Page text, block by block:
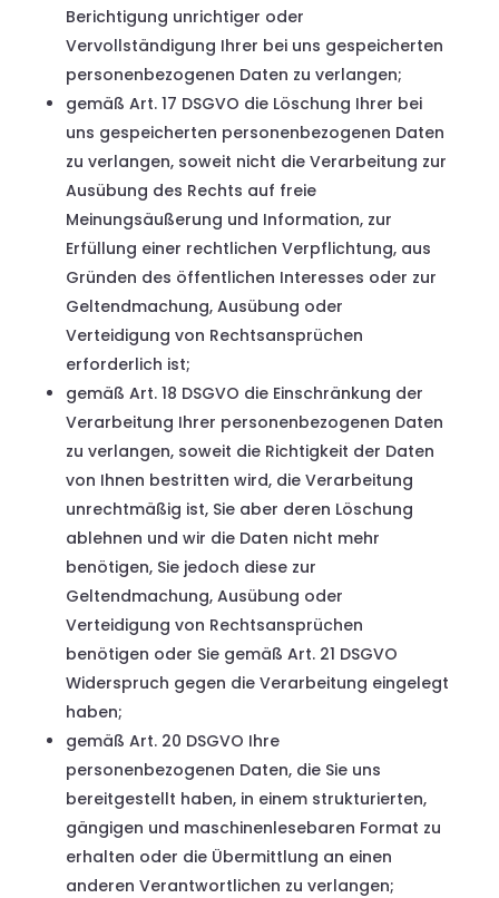
Berichtigung unrichtiger oder
Vervollständigung Ihrer bei uns gespeicherten
personenbezogenen Daten zu verlangen;
gemäß Art. 17 DSGVO die Löschung Ihrer bei
uns gespeicherten personenbezogenen Daten
zu verlangen, soweit nicht die Verarbeitung zur
Ausübung des Rechts auf freie
Meinungsäußerung und Information, zur
Erfüllung einer rechtlichen Verpflichtung, aus
Gründen des öffentlichen Interesses oder zur
Geltendmachung, Ausübung oder
Verteidigung von Rechtsansprüchen
erforderlich ist;
gemäß Art. 18 DSGVO die Einschränkung der
Verarbeitung Ihrer personenbezogenen Daten
zu verlangen, soweit die Richtigkeit der Daten
von Ihnen bestritten wird, die Verarbeitung
unrechtmäßig ist, Sie aber deren Löschung
ablehnen und wir die Daten nicht mehr
benötigen, Sie jedoch diese zur
Geltendmachung, Ausübung oder
Verteidigung von Rechtsansprüchen
benötigen oder Sie gemäß Art. 21 DSGVO
Widerspruch gegen die Verarbeitung eingelegt
haben;
gemäß Art. 20 DSGVO Ihre
personenbezogenen Daten, die Sie uns
bereitgestellt haben, in einem strukturierten,
gängigen und maschinenlesebaren Format zu
erhalten oder die Übermittlung an einen
anderen Verantwortlichen zu verlangen;